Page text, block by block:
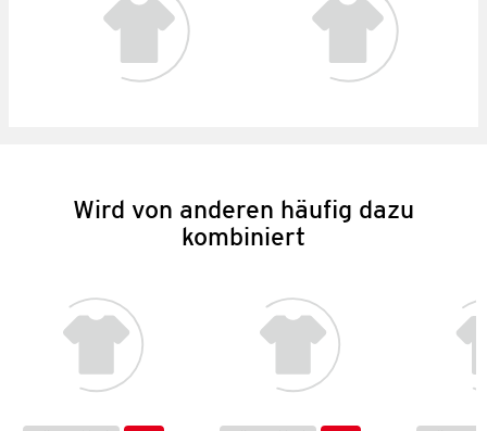
Wird von anderen häufig dazu
kombiniert